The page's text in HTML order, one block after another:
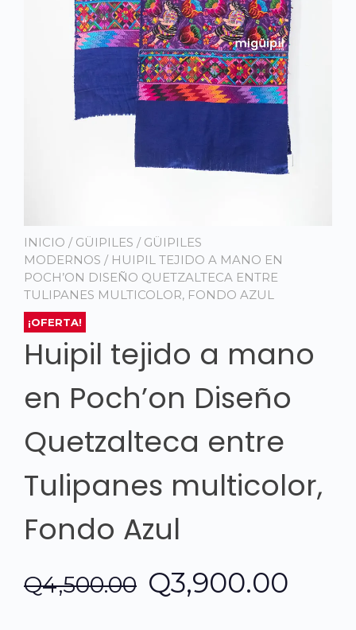
INICIO / GÜIPILES / GÜIPILES
MODERNOS / HUIPIL TEJIDO A MANO EN
POCH’ON DISEÑO QUETZALTECA ENTRE
TULIPANES MULTICOLOR, FONDO AZUL
¡OFERTA!
Huipil tejido a mano
en Poch’on Diseño
Quetzalteca entre
Tulipanes multicolor,
Fondo Azul
Q4,500.00 El
Q3,900.00